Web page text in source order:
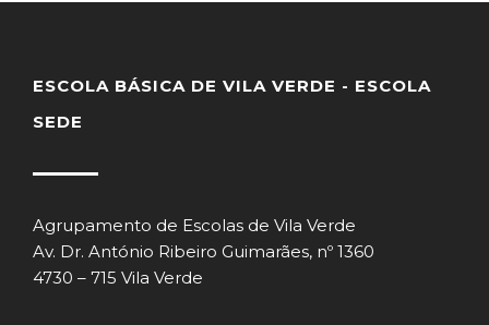
ESCOLA BÁSICA DE VILA VERDE - ESCOLA
SEDE
Agrupamento de Escolas de Vila Verde
Av. Dr. António Ribeiro Guimarães, nº 1360
4730 – 715 Vila Verde